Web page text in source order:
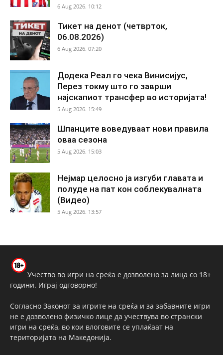
6 Aug 2026. 10:12
Тикет на денот (четврток,
06.08.2026)
6 Aug 2026. 07:20
Додека Реал го чека Винисијус,
Перез токму што го заврши
најскапиот трансфер во историјата!
5 Aug 2026. 15:49
Шпанците воведуваат нови правила
оваа сезона
5 Aug 2026. 15:03
Нејмар целосно ја изгуби главата и
полуде на пат кон соблекувалната
(Видео)
5 Aug 2026. 13:57
Учество во игри на среќа е дозволено за лица со 18+
години. Играј одговорно!
Согласно Законот за игрите на среќа и за забавните игри
не е дозволено физичко лице да учествува во странски
игри на среќа, во кои влоговите се уплаќаат на
територијата на Македонија.